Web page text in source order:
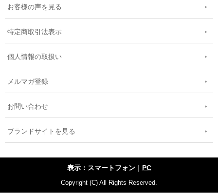
お客様の声を見る
特定商取引法表示
個人情報の取扱い
メルマガ登録
お問い合わせ
ブランドサイトを見る
表示：スマートフォン｜ PC
Copyright (C) All Rights Reserved.